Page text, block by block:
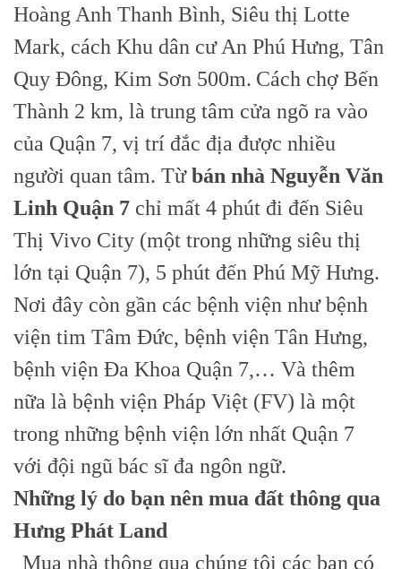
Hoàng Anh Thanh Bình, Siêu thị Lotte
Mark, cách Khu dân cư An Phú Hưng, Tân
Quy Đông, Kim Sơn 500m. Cách chợ Bến
Thành 2 km, là trung tâm cửa ngõ ra vào
của Quận 7, vị trí đắc địa được nhiều
người quan tâm. Từbán nhà Nguyễn Văn
Linh Quận 7 chỉ mất 4 phút đi đến Siêu
Thị Vivo City (một trong những siêu thị
lớn tại Quận 7), 5 phút đến Phú Mỹ Hưng.
Nơi đây còn gần các bệnh viện như bệnh
viện tim Tâm Đức, bệnh viện Tân Hưng,
bệnh viện Đa Khoa Quận 7,… Và thêm
nữa là bệnh viện Pháp Việt (FV) là một
trong những bệnh viện lớn nhất Quận 7
với đội ngũ bác sĩ đa ngôn ngữ.
Những lý do bạn nên mua đất thông qua
Hưng Phát Land
Mua nhà thông qua chúng tôi các bạn có